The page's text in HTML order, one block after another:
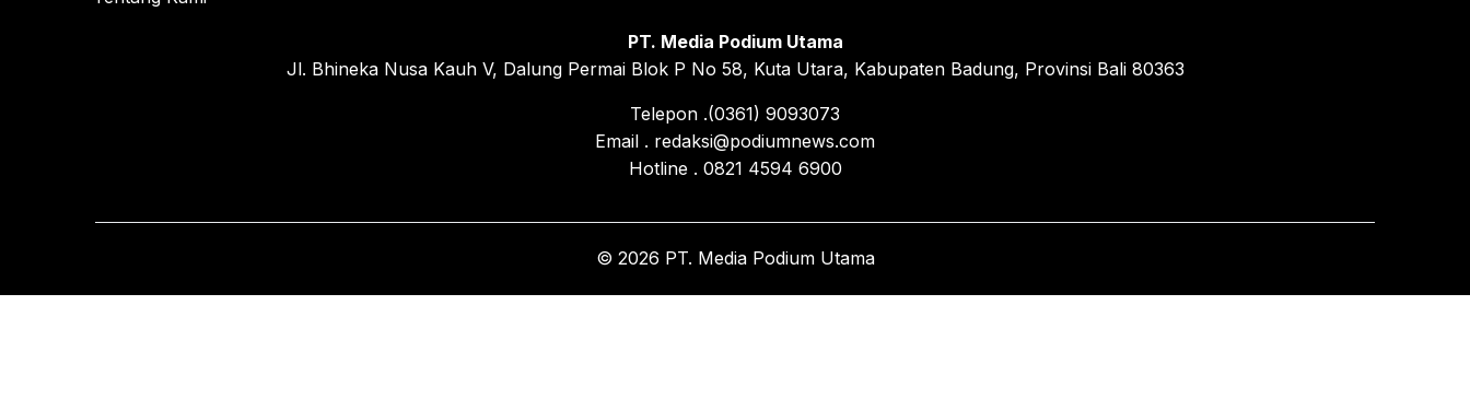
PT. Media Podium Utama
Jl. Bhineka Nusa Kauh V, Dalung Permai Blok P No 58, Kuta Utara, Kabupaten Badung, Provinsi Bali 80363
Telepon .(0361) 9093073
Email . redaksi@podiumnews.com
Hotline . 0821 4594 6900
© 2026 PT. Media Podium Utama